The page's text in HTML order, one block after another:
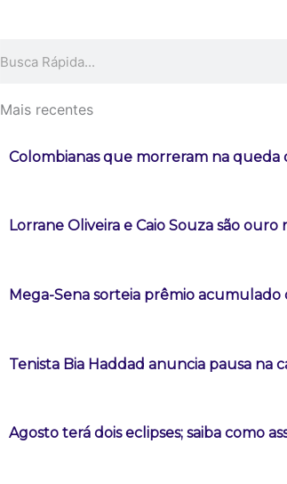
Mais recentes
Colombianas que morreram na
Lorrane Oliveira e Caio Souza são ouro
Mega-Sena sorteia prêmio acumulado
Tenista Bia Haddad anuncia pausa na
Agosto terá dois eclipses; saiba como